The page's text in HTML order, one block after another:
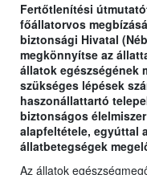
Fertőtlenítési
főállatorvos
biztonsági Hivatal
megkönnyítse az
állatok egészségének
szükséges lépések
haszonállattartó
biztonságos
alapfeltétele, egyúttal
állatbetegségek
Az állatok